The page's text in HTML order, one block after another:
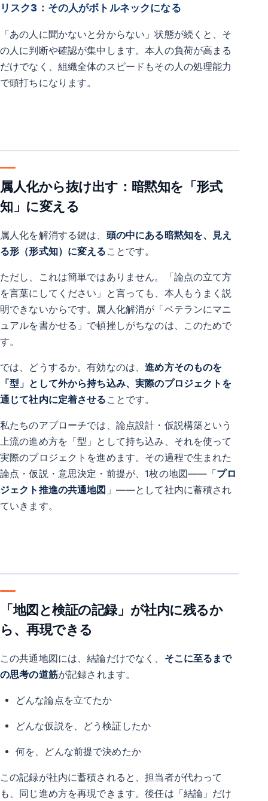
リスク3：その人がボトルネックになる
「あの人に聞かないと分からない」状態が続くと、そ
の人に判断や確認が集中します。本人の負荷が高まる
だけでなく、組織全体のスピードもその人の処理能力
で頭打ちになります。
属人化から抜け出す：暗黙知を「形式
知」に変える
属人化を解消する鍵は、 頭の中にある暗黙知を、見え
る形（形式知）に変える ことです。
ただし、これは簡単ではありません。「論点の立て方
を言葉にしてください」と言っても、本人もうまく説
明できないからです。属人化解消が「ベテランにマニ
ュアルを書かせる」で頓挫しがちなのは、このためで
す。
では、どうするか。有効なのは、進め方そのものを
「型」として外から持ち込み、実際のプロジェクトを
通じて社内に定着させる ことです。
私たちのアプローチでは、論点設計・仮説構築という
上流の進め方を「型」として持ち込み、それを使って
実際のプロジェクトを進めます。その過程で生まれた
論点・仮説・意思決定・前提が、1枚の地図——「プロ
ジェクト推進の共通地図 」——として社内に蓄積され
ていきます。
「地図と検証の記録」が社内に残るか
ら、再現できる
この共通地図には、結論だけでなく、 そこに至るまで
の思考の道筋が記録されます。
どんな論点を立てたか
どんな仮説を、どう検証したか
何を、どんな前提で決めたか
この記録が社内に蓄積されると、担当者が代わって
も、同じ進め方を再現できます。後任は「結論」だけ